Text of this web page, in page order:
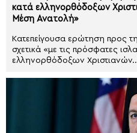
κατά ελληνορθόδοξων
Μέση Ανατολή»
Κατεπείγουσα ερώτηση προς
σχετικά «με τις πρόσφατες
ελληνορθόδοξων